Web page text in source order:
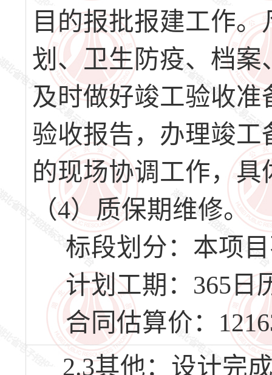
目的报批报建工作
划、卫生防疫、档
及时做好竣工验收
验收报告，办理竣
的现场协调工作，
（4）质保期维修。
标段划分：本项目
计划工期：365日
合同估算价：
2.3其他：设计完